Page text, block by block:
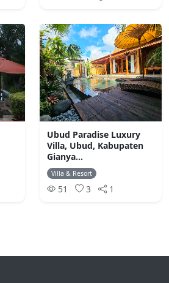
Ubud Paradise Luxury
Villa, Ubud, Kabupaten
Gianya...
Villa & Resort
51 3 1